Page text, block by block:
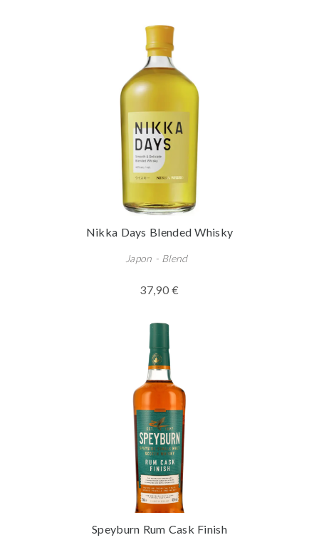
Nikka Days Blended Whisky
Japon - Blend
37,90 €
Speyburn Rum Cask Finish